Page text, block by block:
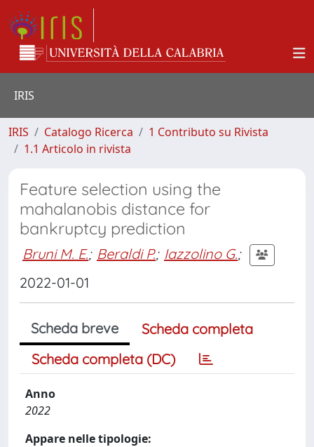
IRIS
IRIS Catalogo Ricerca
1 Contributo su Rivista
1.1 Articolo in rivista
Feature selection using the
mahalanobis distance for
bankruptcy prediction
Bruni M. E.; Beraldi P.; Iazzolino G.;
2022-01-01
Scheda breve
Scheda completa
Scheda completa (DC)
Anno
2022
Appare nelle tipologie: